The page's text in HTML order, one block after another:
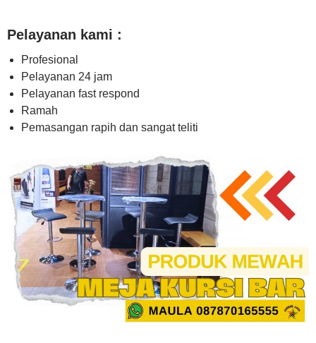
Pelayanan kami :
Profesional
Pelayanan 24 jam
Pelayanan fast respond
Ramah
Pemasangan rapih dan sangat teliti